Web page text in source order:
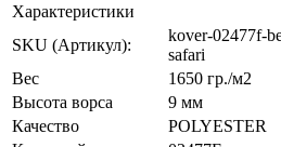
Характеристики
SKU (Артикул):
kover-02477f-
safari
Вес
1650 гр./м2
Высота ворса
9 мм
Качество
POLYESTER